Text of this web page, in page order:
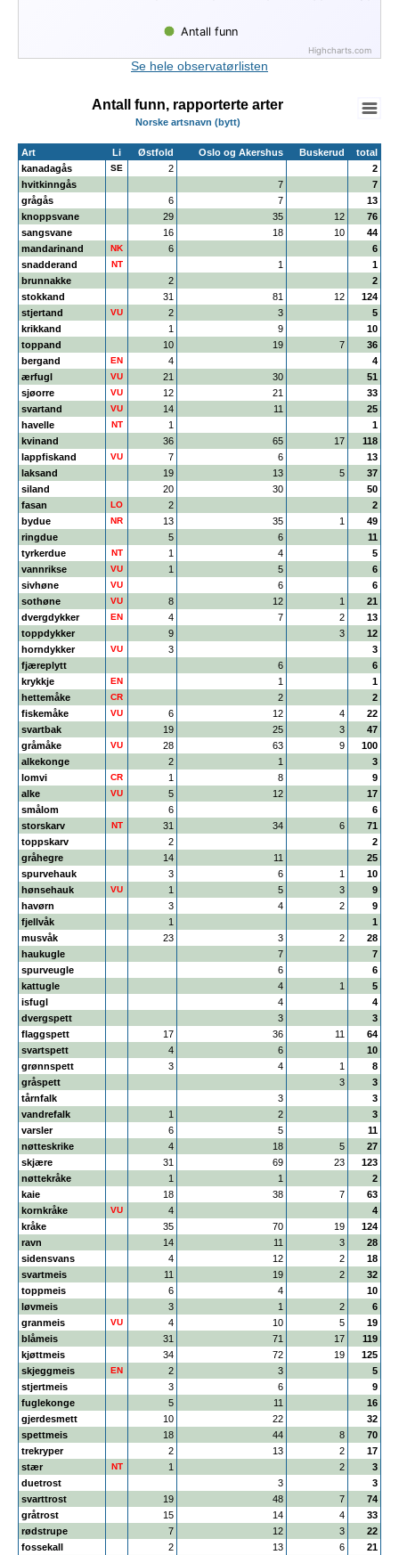
Antall funn
Highcharts.com
End of interactive chart.Se hele observatørlisten
Antall funn, rapporterte arter
Norske artsnavn (bytt)
Art Li Østfold Oslo og Akershus Buskerud
total
kanadagås
SE 2
2
hvitkinngås
7
7
grågås
6 7
13
knoppsvane
29 35 12
76
sangsvane
16 18 10
44
mandarinand
NK 6
6
snadderand
NT 1
1
brunnakke
2
2
stokkand
31 81 12
124
stjertand
VU 2 3
5
krikkand
1 9
10
toppand
10 19 7
36
bergand
EN 4
4
ærfugl
VU 21 30
51
sjøorre
VU 12 21
33
svartand
VU 14 11
25
havelle
NT 1
1
kvinand
36 65 17
118
lappfiskand
VU 7 6
13
laksand
19 13 5
37
siland
20 30
50
fasan
LO 2
2
bydue
NR 13 35 1
49
ringdue
5 6
11
tyrkerdue
NT 1 4
5
vannrikse
VU 1 5
6
sivhøne
VU 6
6
sothøne
VU 8 12 1
21
dvergdykker
EN 4 7 2
13
toppdykker
9 3
12
horndykker
VU 3
3
fjæreplytt
6
6
krykkje
EN 1
1
hettemåke
CR 2
2
fiskemåke
VU 6 12 4
22
svartbak
19 25 3
47
gråmåke
VU 28 63 9
100
alkekonge
2 1
3
lomvi
CR 1 8
9
alke
VU 5 12
17
smålom
6
6
storskarv
NT 31 34 6
71
toppskarv
2
2
gråhegre
14 11
25
spurvehauk
3 6 1
10
hønsehauk
VU 1 5 3
9
havørn
3 4 2
9
fjellvåk
1
1
musvåk
23 3 2
28
haukugle
7
7
spurveugle
6
6
kattugle
4 1
5
isfugl
4
4
dvergspett
3
3
flaggspett
17 36 11
64
svartspett
4 6
10
grønnspett
3 4 1
8
gråspett
3
3
tårnfalk
3
3
vandrefalk
1 2
3
varsler
6 5
11
nøtteskrike
4 18 5
27
skjære
31 69 23
123
nøttekråke
1 1
2
kaie
18 38 7
63
kornkråke
VU 4
4
kråke
35 70 19
124
ravn
14 11 3
28
sidensvans
4 12 2
18
svartmeis
11 19 2
32
toppmeis
6 4
10
løvmeis
3 1 2
6
granmeis
VU 4 10 5
19
blåmeis
31 71 17
119
kjøttmeis
34 72 19
125
skjeggmeis
EN 2 3
5
stjertmeis
3 6
9
fuglekonge
5 11
16
gjerdesmett
10 22
32
spettmeis
18 44 8
70
trekryper
2 13 2
17
stær
NT 1 2
3
duetrost
3
3
svarttrost
19 48 7
74
gråtrost
15 14 4
33
rødstrupe
7 12 3
22
fossekall
2 13 6
21